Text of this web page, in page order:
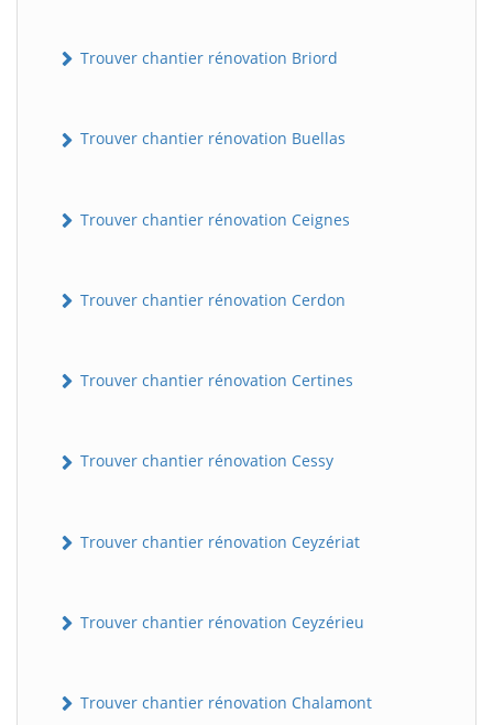
Trouver chantier rénovation Briord
Trouver chantier rénovation Buellas
Trouver chantier rénovation Ceignes
Trouver chantier rénovation Cerdon
Trouver chantier rénovation Certines
Trouver chantier rénovation Cessy
Trouver chantier rénovation Ceyzériat
Trouver chantier rénovation Ceyzérieu
Trouver chantier rénovation Chalamont